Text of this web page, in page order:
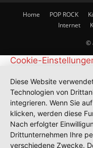
Home POP ROCK
Internet
©
Cookie-
Diese Website
Technologien von
integrieren. Wenn Sie
klicken, werden diese
Nach erfolgter
Drittunternehmen Ihre
verschiedene Zwecke.